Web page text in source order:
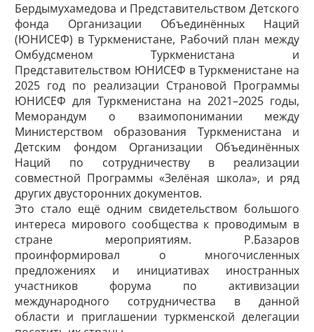
Бердымухамедова и Представительством Детского
фонда Организации Объединённых Наций
(ЮНИСЕФ) в Туркменистане, Рабочий план между
Омбудсменом Туркменистана и
Представительством ЮНИСЕФ в Туркменистане на
2025 год по реализации Страновой Программы
ЮНИСЕФ для Туркменистана на 2021–2025 годы,
Меморандум о взаимопонимании между
Министерством образования Туркменистана и
Детским фондом Организации Объединённых
Наций по сотрудничеству в реализации
совместной Программы «Зелёная школа», и ряд
других двусторонних документов.
Это стало ещё одним свидетельством большого
интереса мирового сообщества к проводимым в
стране мероприятиям. Р.Базаров
проинформировал о многочисленных
предложениях и инициативах иностранных
участников форума по активизации
международного сотрудничества в данной
области и приглашении туркменской делегации